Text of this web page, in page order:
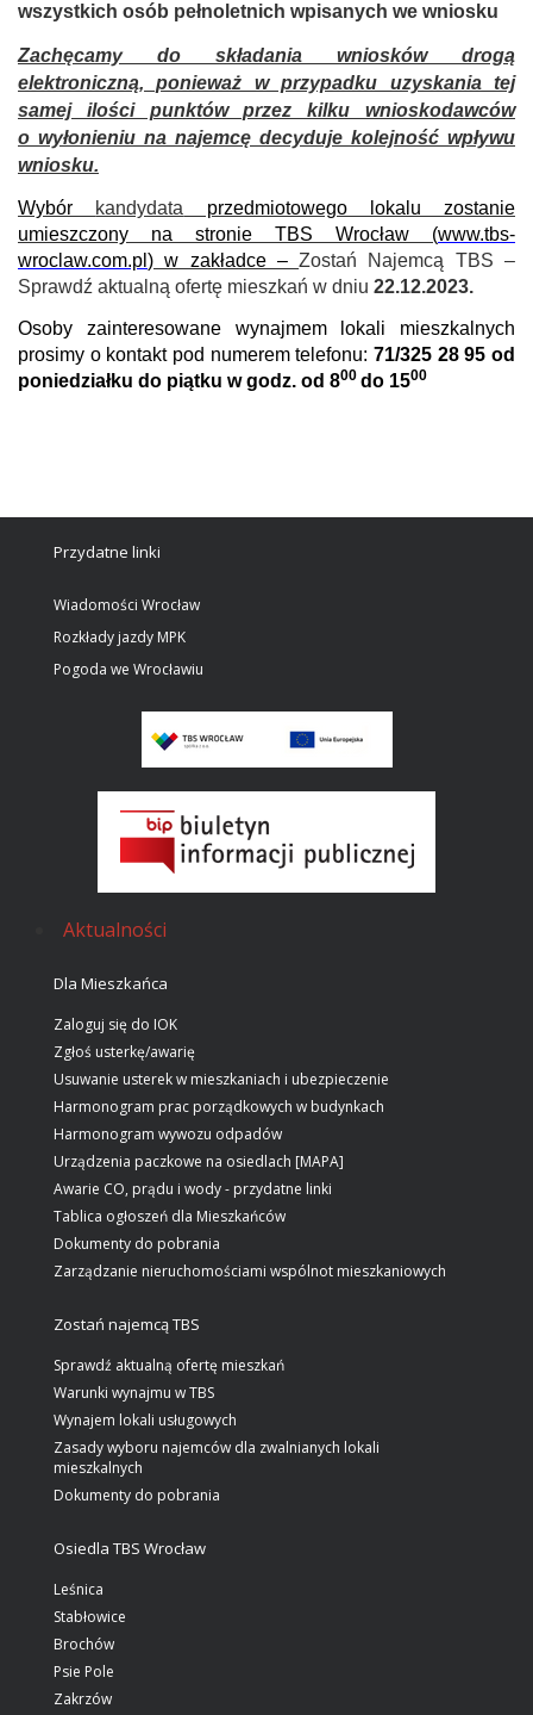
wszystkich osób pełnoletnich wpisanych we wniosku
Zachęcamy do składania wniosków drogą
elektroniczną, ponieważ w przypadku uzyskania tej
samej ilości punktów przez kilku wnioskodawców
o wyłonieniu na najemcę decyduje kolejność wpływu
wniosku.
Wybór kandydata przedmiotowego lokalu zostanie
umieszczony na stronie TBS Wrocław (www.tbs-
wroclaw.com.pl ) w zakładce –Zostań Najemcą TBS –
Sprawdź aktualną ofertę mieszkań w dniu 22.12.2023.
Osoby zainteresowane wynajmem lokali mieszkalnych
prosimy o kontakt pod numerem telefonu: 71/325 28 95 od
poniedziałku do piątku w godz. od 800 do 1500
Przydatne linki
Wiadomości Wrocław
Rozkłady jazdy MPK
Pogoda we Wrocławiu
Aktualności
Dla Mieszkańca
Zaloguj się do IOK
Zgłoś usterkę/awarię
Usuwanie usterek w mieszkaniach i ubezpieczenie
Harmonogram prac porządkowych w budynkach
Harmonogram wywozu odpadów
Urządzenia paczkowe na osiedlach [MAPA]
Awarie CO, prądu i wody - przydatne linki
Tablica ogłoszeń dla Mieszkańców
Dokumenty do pobrania
Zarządzanie nieruchomościami wspólnot mieszkaniowych
Zostań najemcą TBS
Sprawdź aktualną ofertę mieszkań
Warunki wynajmu w TBS
Wynajem lokali usługowych
Zasady wyboru najemców dla zwalnianych lokali
mieszkalnych
Dokumenty do pobrania
Osiedla TBS Wrocław
Leśnica
Stabłowice
Brochów
Psie Pole
Zakrzów